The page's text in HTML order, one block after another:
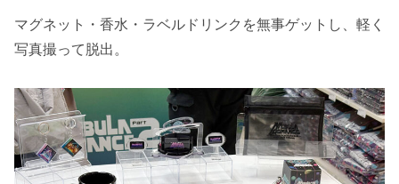
マグネット・香水・ラベルドリンクを無事ゲットし、軽く
写真撮って脱出。